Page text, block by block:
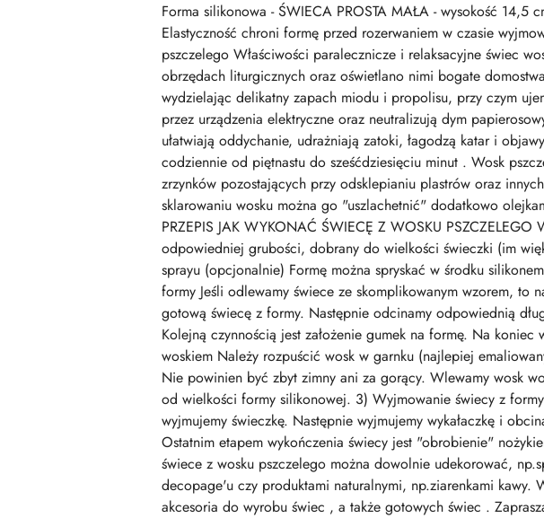
Forma silikonowa - ŚWIECA PROSTA MAŁA - wysokość
Elastyczność chroni formę przed rozerwaniem w czasie
pszczelego Właściwości paralecznicze i relaksacyjne świec
obrzędach liturgicznych oraz oświetlano nimi bogate
wydzielając delikatny zapach miodu i propolisu, przy czym
przez urządzenia elektryczne oraz neutralizują dym
ułatwiają oddychanie, udrażniają zatoki, łagodzą katar i
codziennie od piętnastu do sześćdziesięciu minut . Wosk
zrzynków pozostających przy odsklepianiu plastrów oraz
sklarowaniu wosku można go "uszlachetnić" dodatkowo
PRZEPIS JAK WYKONAĆ ŚWIECĘ Z WOSKU
odpowiedniej grubości, dobrany do wielkości świeczki (im
sprayu (opcjonalnie) Formę można spryskać w środku
formy Jeśli odlewamy świece ze skomplikowanym wzorem, to
gotową świecę z formy. Następnie odcinamy odpowiednią
Kolejną czynnością jest założenie gumek na formę. Na
woskiem Należy rozpuścić wosk w garnku (najlepiej
Nie powinien być zbyt zimny ani za gorący. Wlewamy wosk
od wielkości formy silikonowej. 3) Wyjmowanie świecy z
wyjmujemy świeczkę. Następnie wyjmujemy wykałaczkę i
Ostatnim etapem wykończenia świecy jest "obrobienie"
świece z wosku pszczelego można dowolnie udekorować,
decopage'u czy produktami naturalnymi, np.ziarenkami
akcesoria do wyrobu świec , a także gotowych świec .